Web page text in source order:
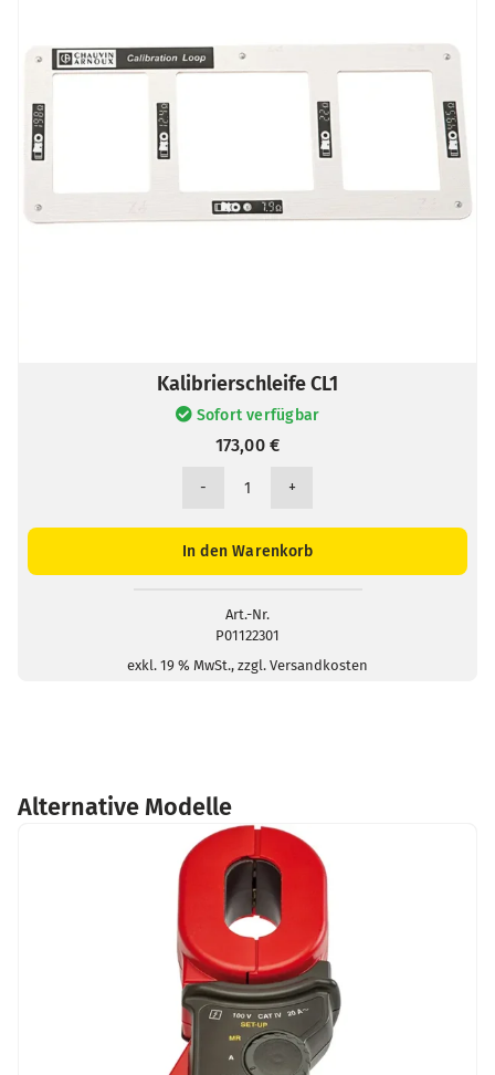
Kalibrierschleife CL1
Sofort verfügbar
173,00€
Kalibrierschleife
Menge
In den Warenkorb
Art.-Nr.
P01122301
exkl. 19 % MwSt., zzgl. Versandkosten
Alternative Modelle